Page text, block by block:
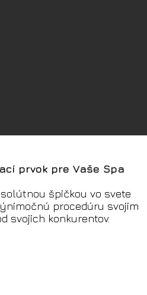
prvok pre Vaše Spa
špičkou vo svete
procedúru svojim
svojich konkurentov.